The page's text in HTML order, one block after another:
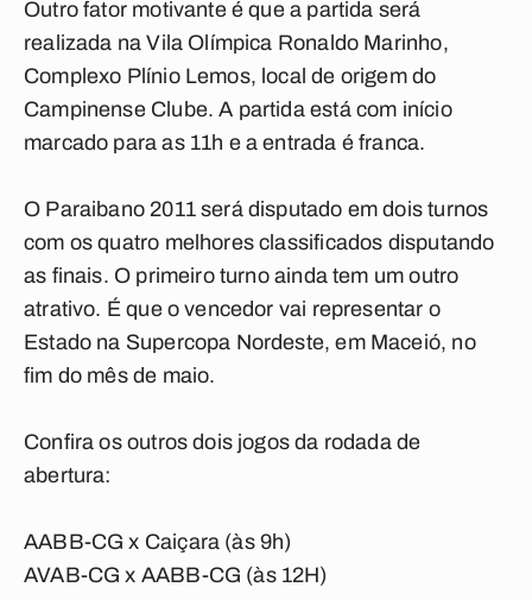
Outro fator motivante é que a partida será
realizada na Vila Olímpica Ronaldo Marinho,
Complexo Plínio Lemos, local de origem do
Campinense Clube. A partida está com início
marcado para as 11h e a entrada é franca.
O Paraibano 2011 será disputado em dois turnos
com os quatro melhores classificados disputando
as finais. O primeiro turno ainda tem um outro
atrativo. É que o vencedor vai representar o
Estado na Supercopa Nordeste, em Maceió, no
fim do mês de maio.
Confira os outros dois jogos da rodada de
abertura:
AABB-CG x Caiçara (às 9h)
AVAB-CG x AABB-CG (às 12H)